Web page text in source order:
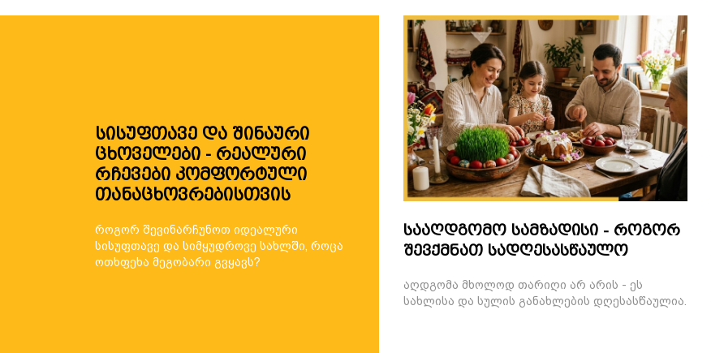
სისუფთავე და შინაური
ცხოველები - რეალური
რჩევები კომფორტული
თანაცხოვრებისთვის
როგორ შევინარჩუნოთ იდეალური
სისუფთავე და სიმყუდროვე სახლში, როცა
ოთხფეხა მეგობარი გვყავს?
სააღდგომო სამზადისი - როგორ
შევქმნათ სადღესასწაულო
აღდგომა მხოლოდ თარიღი არ არის - ეს
სახლისა და სულის განახლების დღესასწაულია.